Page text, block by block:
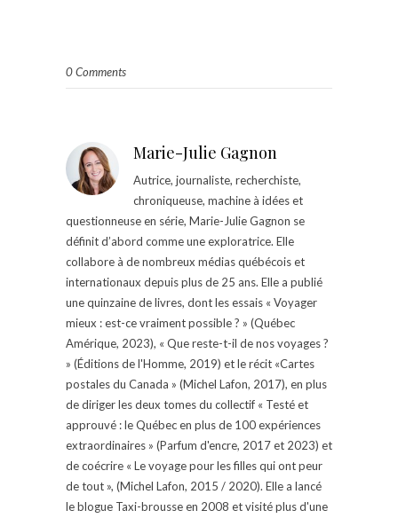
0 Comments
Marie-Julie Gagnon
Autrice, journaliste, recherchiste,
chroniqueuse, machine à idées et
questionneuse en série, Marie-Julie Gagnon se
définit d’abord comme une exploratrice. Elle
collabore à de nombreux médias québécois et
internationaux depuis plus de 25 ans. Elle a publié
une quinzaine de livres, dont les essais « Voyager
mieux : est-ce vraiment possible ? » (Québec
Amérique, 2023), « Que reste-t-il de nos voyages ?
» (Éditions de l'Homme, 2019) et le récit «Cartes
postales du Canada » (Michel Lafon, 2017), en plus
de diriger les deux tomes du collectif « Testé et
approuvé : le Québec en plus de 100 expériences
extraordinaires » (Parfum d'encre, 2017 et 2023) et
de coécrire « Le voyage pour les filles qui ont peur
de tout », (Michel Lafon, 2015 / 2020). Elle a lancé
le blogue Taxi-brousse en 2008 et visité plus d'une